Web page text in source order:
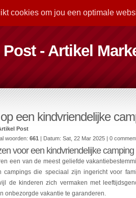
cookies om jou een optimale
- Artikel
een kindvriendelijke
Post
woorden:661 | Datum:Sat, 22 Mar 2025 | 0
voor een kindvriendelijke
een van de meest geliefde
campings die speciaal zijn ingericht voor
de kinderen zich vermaken met
onbezorgde vakantie te garanderen.